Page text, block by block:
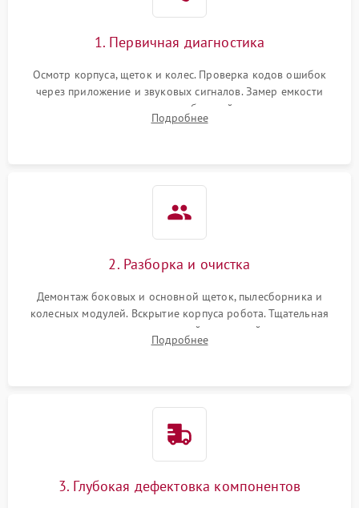
1. Первичная диагностика
Осмотр корпуса, щеток и колес. Проверка кодов ошибок
через приложение и звуковых сигналов. Замер емкости
аккумулятора и тестирование базовой станции зарядки.
Оценка работы лидара, бампера и датчиков падения для
Подробнее
2. Разборка и очистка
Демонтаж боковых и основной щеток, пылесборника и
колесных модулей. Вскрытие корпуса робота. Тщательная
очистка внутренних полостей, шестерней и плат от
скопившейся пыли, волос и шерсти животных с
Подробнее
3. Глубокая дефектовка компонентов